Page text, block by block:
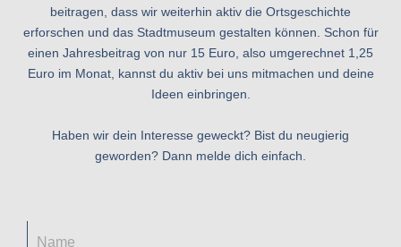
beitragen, dass wir weiterhin aktiv die Ortsgeschichte
erforschen und das Stadtmuseum gestalten können. Schon für
einen Jahresbeitrag von nur 15 Euro, also umgerechnet 1,25
Euro im Monat, kannst du aktiv bei uns mitmachen und deine
Ideen einbringen.
Haben wir dein Interesse geweckt? Bist du neugierig
geworden? Dann melde dich einfach.